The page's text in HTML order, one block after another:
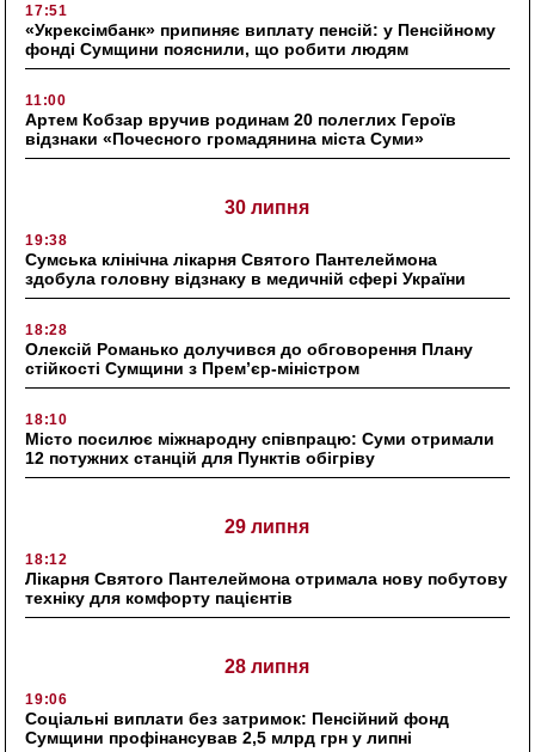
17:51
«Укрексімбанк» припиняє виплату пенсій: у Пенсійному
фонді Сумщини пояснили, що робити людям
11:00
Артем Кобзар вручив родинам 20 полеглих Героїв
відзнаки «Почесного громадянина міста Суми»
30 липня
19:38
Сумська клінічна лікарня Святого Пантелеймона
здобула головну відзнаку в медичній сфері України
18:28
Олексій Романько долучився до обговорення Плану
стійкості Сумщини з Прем’єр-міністром
18:10
Місто посилює міжнародну співпрацю: Суми отримали
12 потужних станцій для Пунктів обігріву
29 липня
18:12
Лікарня Святого Пантелеймона отримала нову побутову
техніку для комфорту пацієнтів
28 липня
19:06
Соціальні виплати без затримок: Пенсійний фонд
Сумщини профінансував 2,5 млрд грн у липні